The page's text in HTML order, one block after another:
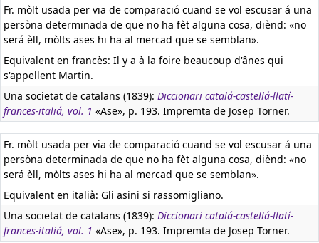
Fr. mòlt usada per via de comparació cuand se vol escusar á una
persòna determinada de que no ha fèt alguna cosa, diènd: «no
será èll, mòlts ases hi ha al mercad que se semblan».
Equivalent en francès: Il y a à la foire beaucoup d'ânes qui
s'appellent Martin.
Una societat de catalans (1839): Diccionari catalá-castellá-llatí-
frances-italiá, vol. 1 «Ase», p. 193. Impremta de Josep Torner.
Fr. mòlt usada per via de comparació cuand se vol escusar á una
persòna determinada de que no ha fèt alguna cosa, diènd: «no
será èll, mòlts ases hi ha al mercad que se semblan».
Equivalent en italià: Gli asini si rassomigliano.
Una societat de catalans (1839): Diccionari catalá-castellá-llatí-
frances-italiá, vol. 1 «Ase», p. 193. Impremta de Josep Torner.